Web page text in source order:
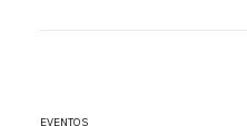
EVENTOS